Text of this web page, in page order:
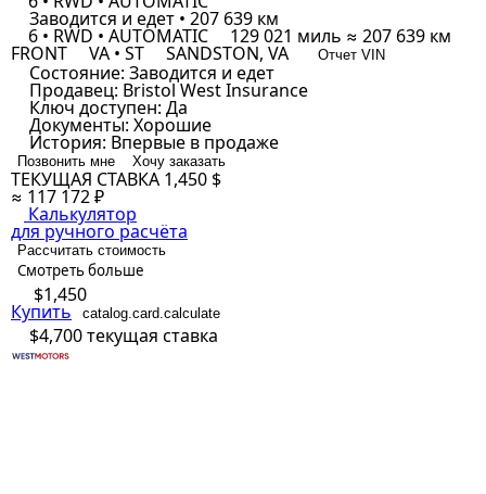
Заводится и едет • 207 639 км
6 • RWD • AUTOMATIC 129 021 миль ≈ 207 639 км
FRONT VA • ST SANDSTON, VA Отчет VIN
Состояние: Заводится и едет
Продавец: Bristol West Insurance
Ключ доступен: Да
Документы: Хорошие
История: Впервые в продаже
Позвонить мне Хочу заказать
ТЕКУЩАЯ СТАВКА 1,450 $
≈ 117 172 ₽
Калькулятор
для ручного расчёта
Рассчитать стоимость
Смотреть больше
$1,450
Купить catalog.card.calculate
$4,700текущая ставка